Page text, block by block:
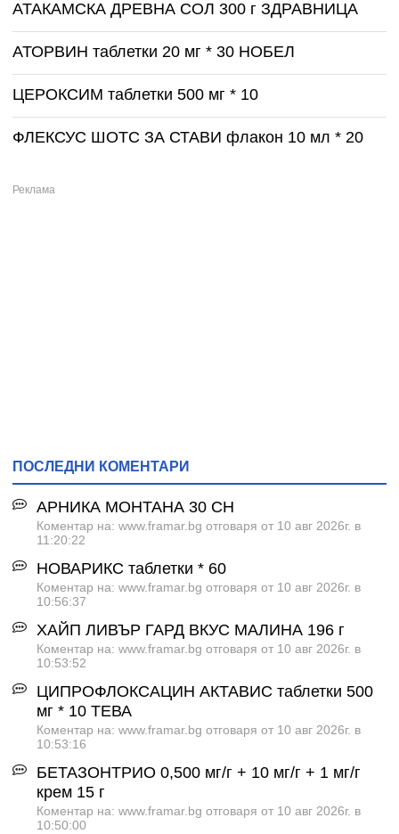
АТАКАМСКА ДРЕВНА СОЛ 300 г ЗДРАВНИЦА
АТОРВИН таблетки 20 мг * 30 НОБЕЛ
ЦЕРОКСИМ таблетки 500 мг * 10
ФЛЕКСУС ШОТС ЗА СТАВИ флакон 10 мл * 20
ПОСЛЕДНИ КОМЕНТАРИ
АРНИКА МОНТАНА 30 СН
Коментар на: www.framar.bg отговаря от 10 авг 2026г. в
11:20:22
НОВАРИКС таблетки * 60
Коментар на: www.framar.bg отговаря от 10 авг 2026г. в
10:56:37
ХАЙП ЛИВЪР ГАРД ВКУС МАЛИНА 196 г
Коментар на: www.framar.bg отговаря от 10 авг 2026г. в
10:53:52
ЦИПРОФЛОКСАЦИН АКТАВИС таблетки 500
мг * 10 ТЕВА
Коментар на: www.framar.bg отговаря от 10 авг 2026г. в
10:53:16
БЕТАЗОНТРИО 0,500 мг/г + 10 мг/г + 1 мг/г
крем 15 г
Коментар на: www.framar.bg отговаря от 10 авг 2026г. в
10:50:00